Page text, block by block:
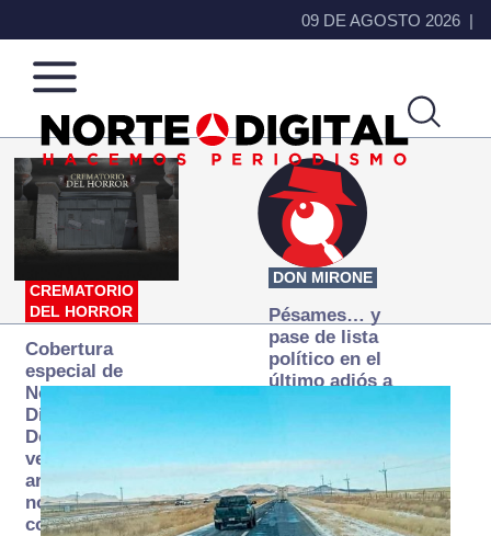
09 DE AGOSTO 2026
Norte
de
Ciudad
Más
que
noticias,
hacemos periodismo
CREMATORIO
DEL HORROR
Cobertura
especial de
Norte
Digital:
Donde la
verdad
arde… pero
no se
consume
DON MIRONE
Pésames… y
pase de lista
político en el
último adiós a
Papá Grande